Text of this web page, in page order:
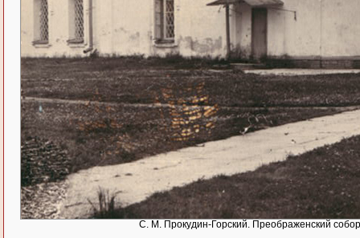
С. М. Прокудин-Горский. Преображенский